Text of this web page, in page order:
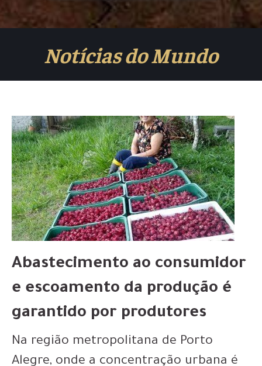
Notícias do Mundo
Abastecimento ao consumidor
e escoamento da produção é
garantido por produtores
Na região metropolitana de Porto
Alegre, onde a concentração urbana é